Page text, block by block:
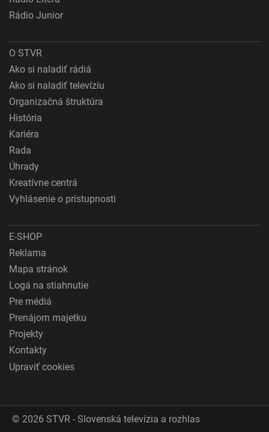
Rádio Junior
O STVR
Ako si naladiť rádiá
Ako si naladiť televíziu
Organizačná štruktúra
História
Kariéra
Rada
Úhrady
Kreatívne centrá
Vyhlásenie o prístupnosti
E-SHOP
Reklama
Mapa stránok
Logá na stiahnutie
Pre médiá
Prenájom majetku
Projekty
Kontakty
Upraviť cookies
© 2026 STVR - Slovenská televízia a rozhlas